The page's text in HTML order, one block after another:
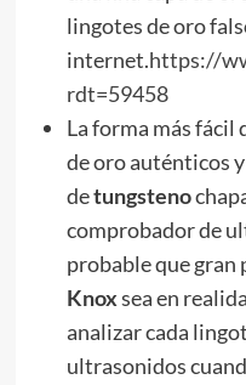
lingotes de oro
internet.https://
rdt=59458
La forma más
de oro auténticos
detungsteno
comprobador de
probable que gran
Knoxsea en
analizar cada
ultrasonidos